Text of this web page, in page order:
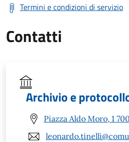
Termini e condizioni di servizio
Contatti
Archivio e
Piazza Aldo Moro, 1